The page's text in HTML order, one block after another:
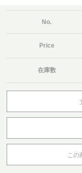
No.
Price
在庫数
この